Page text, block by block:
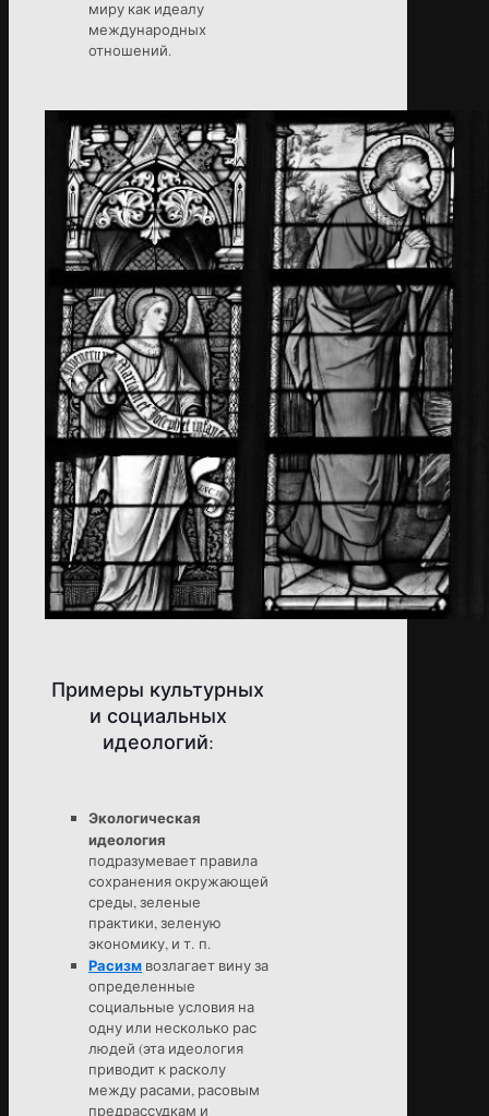
миру как идеалу
международных
отношений.
Примеры культурных
и социальных
идеологий:
Экологическая
идеология
подразумевает правила
сохранения окружающей
среды, зеленые
практики, зеленую
экономику, и т. п.
Расизм возлагает вину за
определенные
социальные условия на
одну или несколько рас
людей (эта идеология
приводит к расколу
между расами, расовым
предрассудкам и